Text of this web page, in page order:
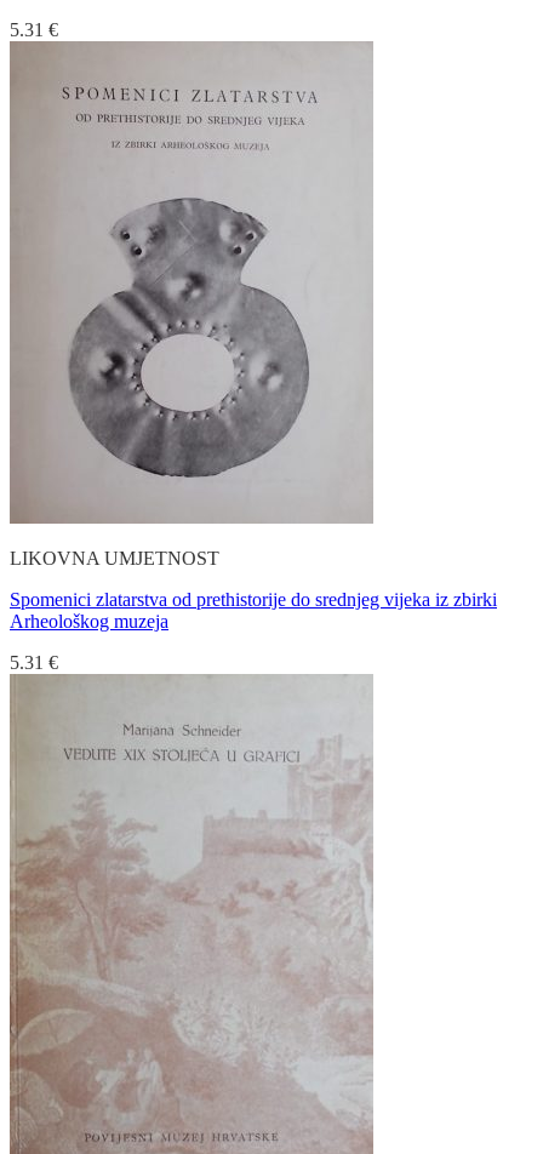
5.31 €
LIKOVNA UMJETNOST
Spomenici zlatarstva od prethistorije do srednjeg vijeka iz zbirki
Arheološkog muzeja
5.31 €